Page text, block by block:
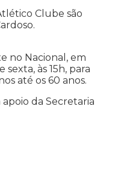
Clube são
no Nacional, em
às 15h, para
até os 60 anos.
da Secretaria